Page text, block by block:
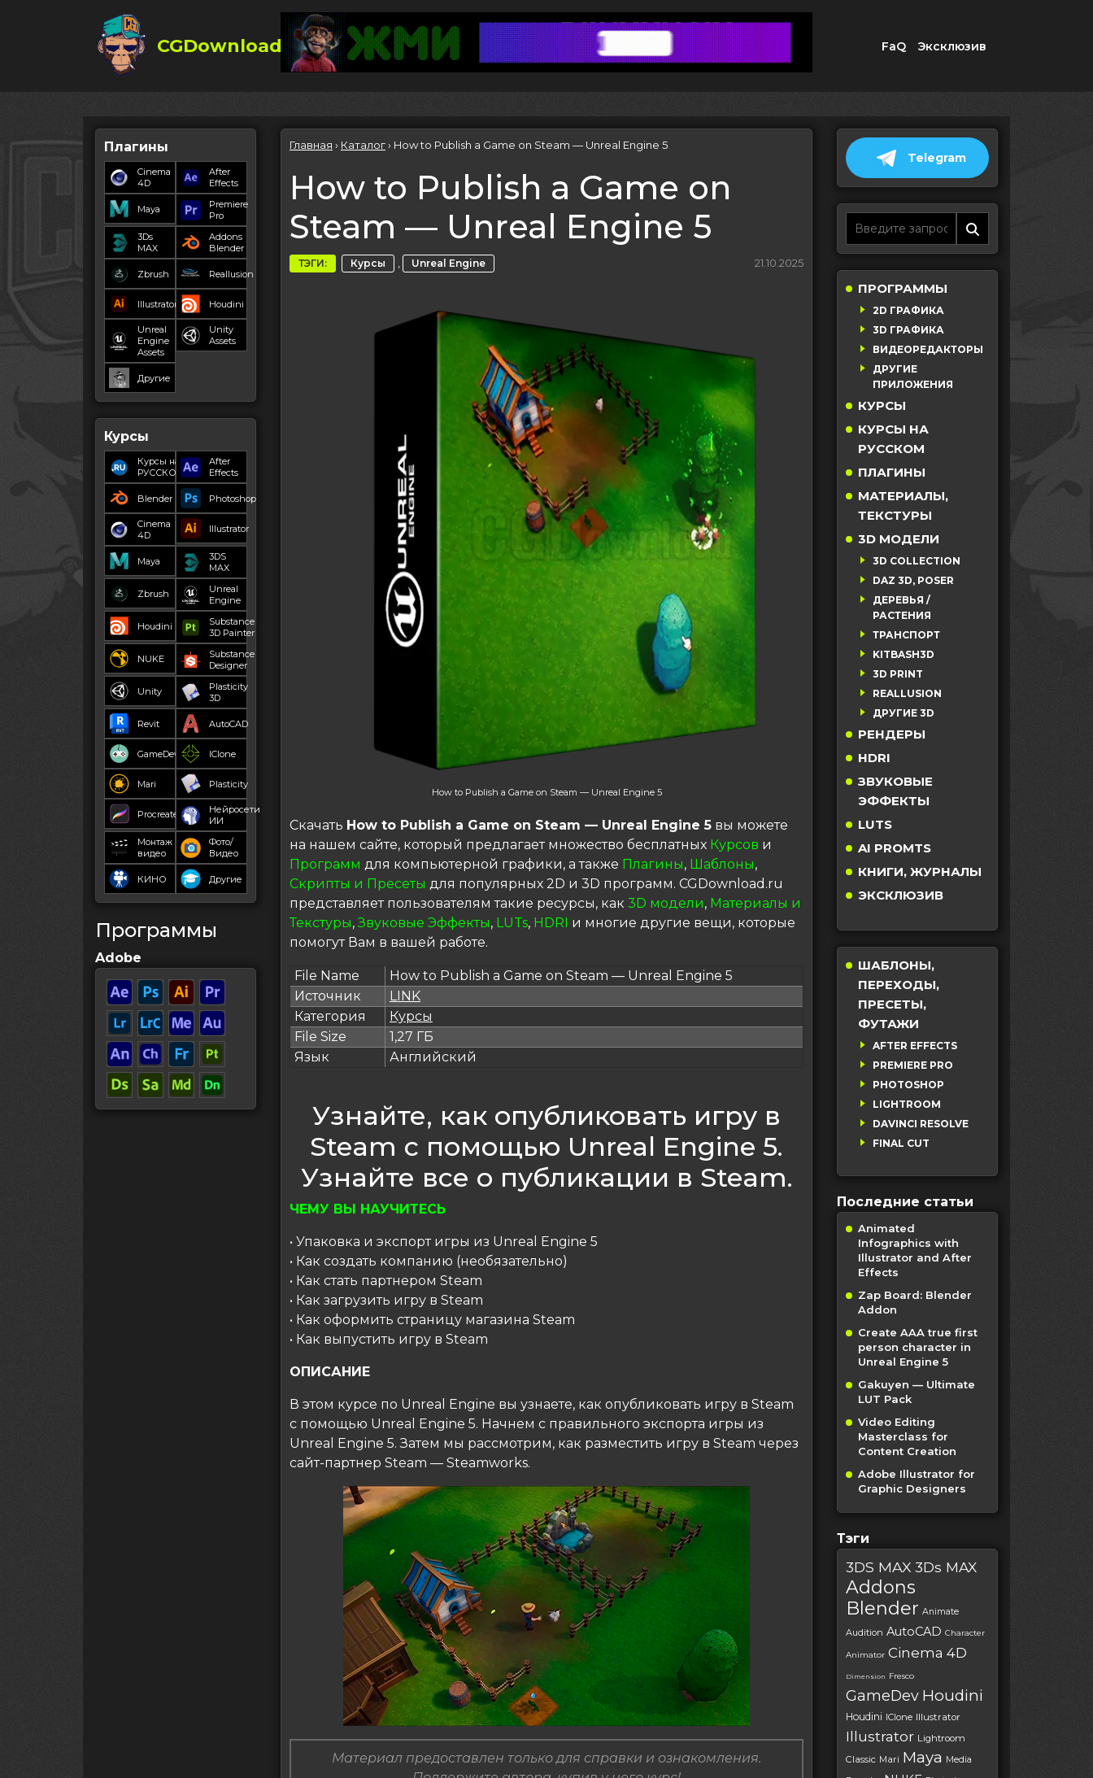
CGDownload FaQ Эксклюзив
Плагины
Cinema
4D
After
Effects
Maya
Premiere
Pro
3Ds
MAX
Addons
Blender
Zbrush Reallusion
Illustrator Houdini
Unreal
Engine
Assets
Unity
Assets
Другие
Курсы
Курсы на
РУССКОМ
After
Effects
Blender Photoshop
Cinema
4D
Illustrator
Maya
3DS
MAX
Zbrush
Unreal
Engine
Houdini
Substance
3D Painter
NUKE
Substance
Designer
Unity
Plasticity
3D
Revit AutoCAD
GameDev IClone
Mari Plasticity
Procreate
Нейросети
ИИ
Монтаж
видео
Фото/
Видео
КИНО Другие
Программы
Adobe
Главная › Каталог› How to Publish a Game on Steam — Unreal Engine 5
How to Publish a Game on
Steam — Unreal Engine 5
ТЭГИ: Курсы , Unreal Engine 21.10.2025
How to Publish a Game on Steam — Unreal Engine 5
Скачать How to Publish a Game on Steam — Unreal Engine 5 вы можете
на нашем сайте, который предлагает множество бесплатных Курсов и
Программ для компьютерной графики, а также Плагины, Шаблоны,
Скрипты и Пресеты для популярных 2D и 3D программ. CGDownload.ru
представляет пользователям такие ресурсы, как 3D модели, Материалы и
Текстуры,Звуковые Эффекты, LUTs, HDRI и многие другие вещи, которые
помогут Вам в вашей работе.
File Name
How to Publish a Game on Steam — Unreal Engine 5
Источник
LINK
Категория
Курсы
File Size
1,27 ГБ
Язык
Английский
Узнайте, как опубликовать игру в
Steam с помощью Unreal Engine 5.
Узнайте все о публикации в Steam.
ЧЕМУ ВЫ НАУЧИТЕСЬ
• Упаковка и экспорт игры из Unreal Engine 5
• Как создать компанию (необязательно)
• Как стать партнером Steam
• Как загрузить игру в Steam
• Как оформить страницу магазина Steam
• Как выпустить игру в Steam
ОПИСАНИЕ
В этом курсе по Unreal Engine вы узнаете, как опубликовать игру в Steam
с помощью Unreal Engine 5. Начнем с правильного экспорта игры из
Unreal Engine 5. Затем мы рассмотрим, как разместить игру в Steam через
сайт-партнер Steam — Steamworks.
Материал предоставлен только для справки и ознакомления.
Telegram
ПРОГРАММЫ
2D ГРАФИКА
3D ГРАФИКА
ВИДЕОРЕДАКТОРЫ
ДРУГИЕ
ПРИЛОЖЕНИЯ
КУРСЫ
КУРСЫ НА
РУССКОМ
ПЛАГИНЫ
МАТЕРИАЛЫ,
ТЕКСТУРЫ
3D МОДЕЛИ
3D COLLECTION
DAZ 3D, POSER
ДЕРЕВЬЯ /
РАСТЕНИЯ
ТРАНСПОРТ
KITBASH3D
3D PRINT
REALLUSION
ДРУГИЕ 3D
РЕНДЕРЫ
HDRI
ЗВУКОВЫЕ
ЭФФЕКТЫ
LUTS
AI PROMTS
КНИГИ, ЖУРНАЛЫ
ЭКСКЛЮЗИВ
ШАБЛОНЫ,
ПЕРЕХОДЫ,
ПРЕСЕТЫ,
ФУТАЖИ
AFTER EFFECTS
PREMIERE PRO
PHOTOSHOP
LIGHTROOM
DAVINCI RESOLVE
FINAL CUT
Последние статьи
Animated
Infographics with
Illustrator and After
Effects
Zap Board: Blender
Addon
Create AAA true first
person character in
Unreal Engine 5
Gakuyen — Ultimate
LUT Pack
Video Editing
Masterclass for
Content Creation
Adobe Illustrator for
Graphic Designers
Тэги
3DS MAX 3Ds MAX
Addons
Blender Animate
Audition AutoCAD Character
Animator Cinema 4D
Dimension Fresco
GameDev Houdini
Houdini IClone Illustrator
Illustrator Lightroom
Classic Mari Maya
Media